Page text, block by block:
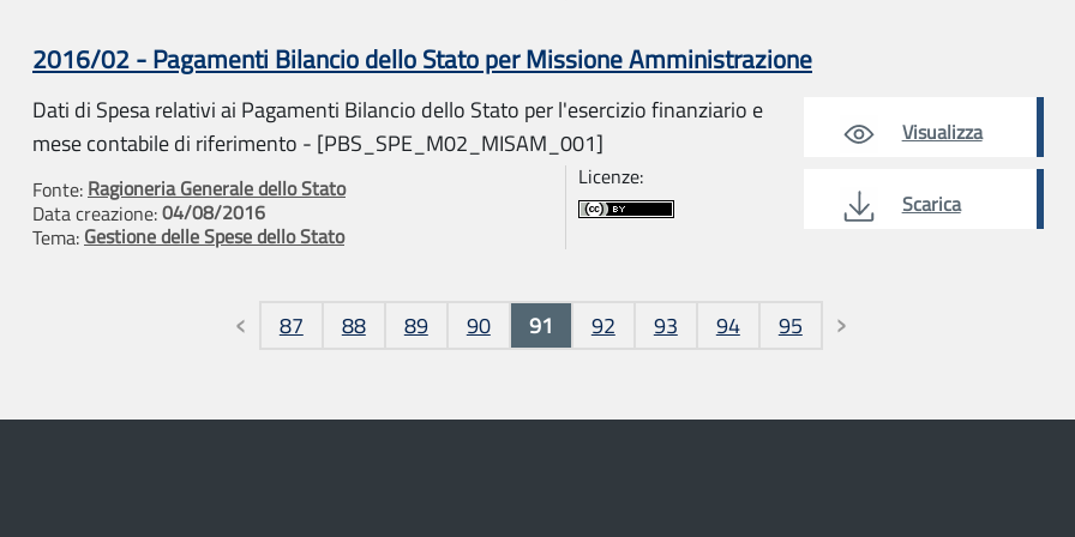
2016/02 - Pagamenti Bilancio dello Stato per Missione Amministrazione
Dati di Spesa relativi ai Pagamenti Bilancio dello Stato per l'esercizio finanziario e
mese contabile di riferimento - [PBS_SPE_M02_MISAM_001]
Fonte: Ragioneria Generale dello Stato
Data creazione:04/08/2016
Tema: Gestione delle Spese dello Stato
Licenze:
Visualizza
Scarica
87 88 89 90 91 92 93 94 95